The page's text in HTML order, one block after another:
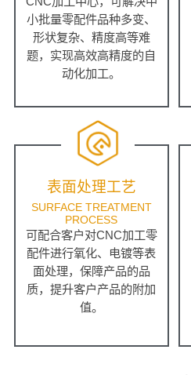
小批量零配件品种多变、
形状复杂、精度高等难
题，实现高效高精度的自
动化加工。
表面处理工艺
SURFACE TREATMENT
PROCESS
可配合客户对CNC加工零
配件进行氧化、电镀等表
面处理，保障产品的品
质，提升客户产品的附加
值。